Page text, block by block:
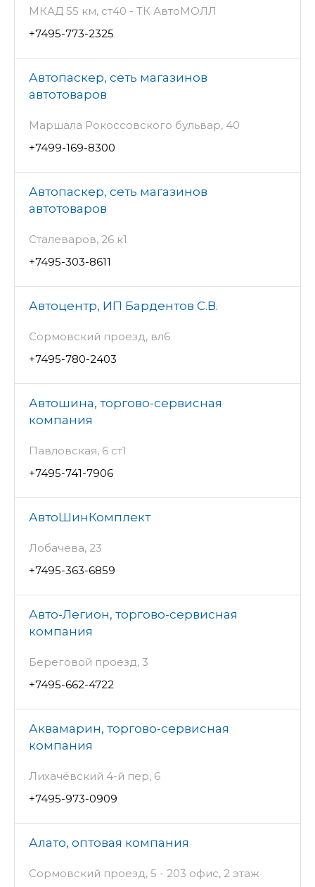
МКАД 55 км, ст40 - ТК АвтоМОЛЛ
+7495-773-2325
Автопаскер, сеть магазинов
автотоваров
Маршала Рокоссовского бульвар, 40
+7499-169-8300
Автопаскер, сеть магазинов
автотоваров
Сталеваров, 26 к1
+7495-303-8611
Автоцентр, ИП Бардентов С.В.
Сормовский проезд, вл6
+7495-780-2403
Автошина, торгово-сервисная
компания
Павловская, 6 ст1
+7495-741-7906
АвтоШинКомплект
Лобачева, 23
+7495-363-6859
Авто-Легион, торгово-сервисная
компания
Береговой проезд, 3
+7495-662-4722
Аквамарин, торгово-сервисная
компания
Лихачёвский 4-й пер, 6
+7495-973-0909
Алато, оптовая компания
Сормовский проезд, 5 - 203 офис, 2 этаж